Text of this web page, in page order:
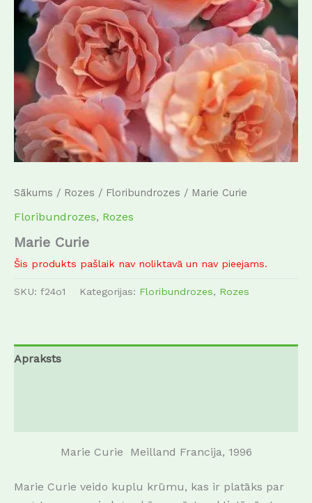
Sākums / Rozes / Floribundrozes / Marie Curie
Floribundrozes, Rozes
Marie Curie
Šis produkts pašlaik nav noliktavā un nav pieejams.
SKU: f24o1 Kategorijas: Floribundrozes, Rozes
Apraksts
Marie Curie Meilland Francija, 1996
Marie Curie veido kuplu krūmu, kas ir platāks par